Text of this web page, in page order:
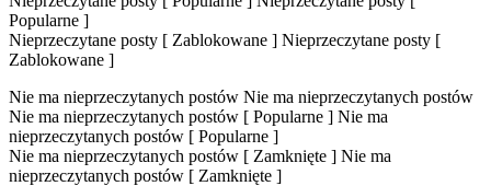
Popularne ]
Nieprzeczytane posty [ Zablokowane ] Nieprzeczytane posty [
Zablokowane ]
Nie ma nieprzeczytanych postów Nie ma nieprzeczytanych postów
Nie ma nieprzeczytanych postów [ Popularne ] Nie ma
nieprzeczytanych postów [ Popularne ]
Nie ma nieprzeczytanych postów [ Zamknięte ] Nie ma
nieprzeczytanych postów [ Zamknięte ]